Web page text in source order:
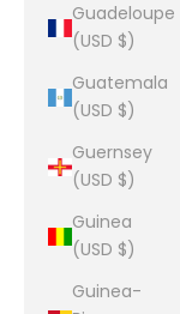
Guadeloupe
(USD $)
Guatemala
(USD $)
Guernsey
(USD $)
Guinea
(USD $)
Guinea-